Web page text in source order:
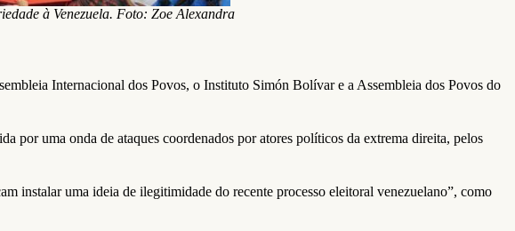
à Venezuela. Foto: Zoe Alexandra
Internacional dos Povos, o Instituto Simón Bolívar e a Assembleia dos Povos do
por uma onda de ataques coordenados por atores políticos da extrema direita, pelos
instalar uma ideia de ilegitimidade do recente processo eleitoral venezuelano”, como